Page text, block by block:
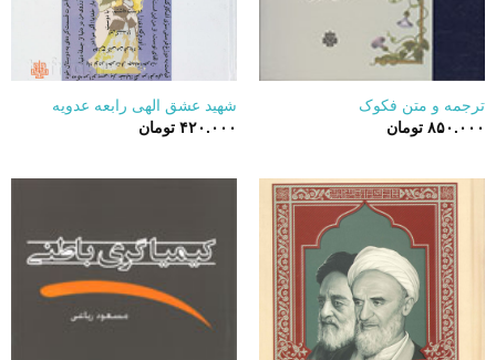
ترجمه و متن فکوک
۸۵۰.۰۰۰ تومان
شهید عشق الهی رابعه عدویه
۴۲۰.۰۰۰ تومان